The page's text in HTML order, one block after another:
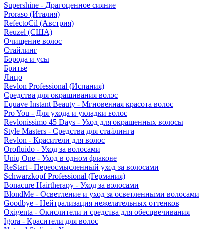
Supershine - Драгоценное сияние
Proraso (Италия)
RefectoCil (Австрия)
Reuzel (США)
Очищение волос
Стайлинг
Борода и усы
Бритье
Лицо
Revlon Professional (Испания)
Средства для окрашивания волос
Equave Instant Beauty - Мгновенная красота волос
Pro You - Для ухода и укладки волос
Revlonissimo 45 Days - Уход для окрашенных волосы
Style Masters - Средства для стайлинга
Revlon - Красители для волос
Orofluido - Уход за волосами
Uniq One - Уход в одном флаконе
ReStart - Переосмысленный уход за волосами
Schwarzkopf Professional (Германия)
Bonacure Hairtherapy - Уход за волосами
BlondMe - Осветление и уход за осветленными волосами
Goodbye - Нейтрализация нежелательных оттенков
Oxigenta - Окислители и средства для обесцвечивания
Igora - Красители для волос